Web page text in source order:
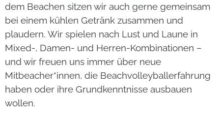
dem Beachen sitzen wir auch gerne gemeinsam
bei einem kühlen Getränk zusammen und
plaudern. Wir spielen nach Lust und Laune in
Mixed-, Damen- und Herren-Kombinationen –
und wir freuen uns immer über neue
Mitbeacher*innen, die Beachvolleyballerfahrung
haben oder ihre Grundkenntnisse ausbauen
wollen.